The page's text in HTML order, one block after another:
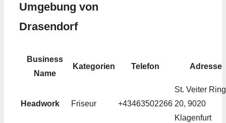
Umgebung von
Drasendorf
Business
Name
Kategorien Telefon Adresse
Headwork Friseur +43463502266
St. Veiter Ring
20, 9020
Klagenfurt